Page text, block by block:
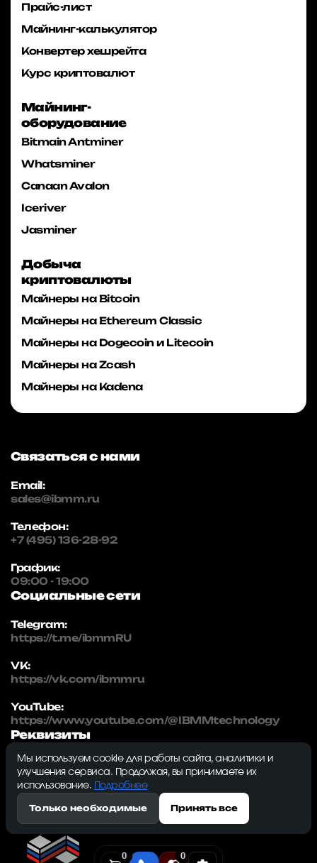
0 0
Прайс-лист
Майнинг-калькулятор
Конвертер хешрейта
Курс криптовалют
Майнинг-
оборудование
Bitmain Antminer
Whatsminer
Canaan Avalon
Iceriver
Jasminer
Добыча
криптовалюты
Майнеры на Bitcoin
Майнеры на Ethereum Classic
Майнеры на Dogecoin и Litecoin
Майнеры на Zcash
Майнеры на Kadena
Связаться с нами
Email:
sales@ibmm.ru
Телефон:
+7 (495) 136-28-92
График:
09:00 - 19:00
Социальные сети
Telegram:
https://t.me/ibmmRU
VK:
https://vk.com/ibmmru
YouTube:
https://www.youtube.com/@IBMMtechnology
Реквизиты
IBMM | technology
ИНН: 5032334982
ОГРН: 1215000115230
143009, Московская область, г. Одинцово, ул.
Мы используем cookie для работы сайта, аналитики и
улучшения сервиса. Продолжая, вы принимаете их
использование.
Подробнее
Только необходимые Принять все